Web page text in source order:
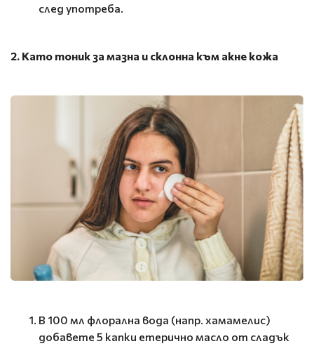
след употреба.
2. Като тоник за мазна и склонна към акне кожа
В 100 мл флорална вода (напр. хамамелис)
добавете 5 капки етерично масло от сладък